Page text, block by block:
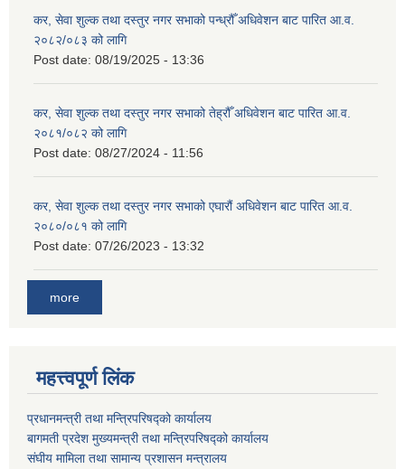
कर, सेवा शुल्क तथा दस्तुर नगर सभाको पन्ध्रौँ अधिवेशन बाट पारित आ.व.
२०८२/०८३ को लागि
Post date: 08/19/2025 - 13:36
कर, सेवा शुल्क तथा दस्तुर नगर सभाको तेह्रौँ अधिवेशन बाट पारित आ.व.
२०८१/०८२ को लागि
Post date: 08/27/2024 - 11:56
कर, सेवा शुल्क तथा दस्तुर नगर सभाको एघारौं अधिवेशन बाट पारित आ.व.
२०८०/०८१ को लागि
Post date: 07/26/2023 - 13:32
more
महत्त्वपूर्ण लिंक
प्रधानमन्त्री तथा मन्त्रिपरिषद्को कार्यालय
बागमती प्रदेश मुख्यमन्त्री तथा मन्त्रिपरिषद्को कार्यालय
संघीय मामिला तथा सामान्य प्रशासन मन्त्रालय